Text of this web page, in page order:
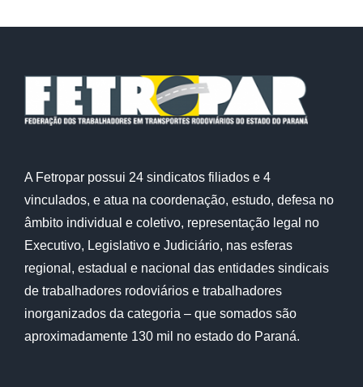
A Fetropar possui 24 sindicatos filiados e 4
vinculados, e atua na coordenação, estudo, defesa no
âmbito individual e coletivo, representação legal no
Executivo, Legislativo e Judiciário, nas esferas
regional, estadual e nacional das entidades sindicais
de trabalhadores rodoviários e trabalhadores
inorganizados da categoria – que somados são
aproximadamente 130 mil no estado do Paraná.